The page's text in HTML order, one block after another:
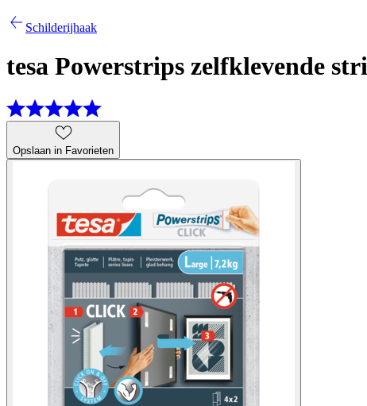
Schilderijhaak
tesa Powerstrips zelfklevende
Opslaan in Favorieten